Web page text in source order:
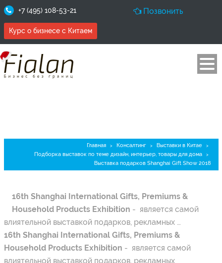
+7 (495) 108-53-21 Позвонить
Курс о бизнесе с Китаем
Главная > Консалтинг > Выставки в Китае >
Подборка выставок по теме дизайн, интерьер, товары для дома >
Выставка подарков Shanghai Gift Show 2018
16th Shanghai International Gifts, Premiums &
Household Products Exhibition - является самой
влиятельной выставкой подарков, рекламных …
16th Shanghai International Gifts, Premiums &
Household Products Exhibition - является самой
влиятельной выставкой подарков, рекламных